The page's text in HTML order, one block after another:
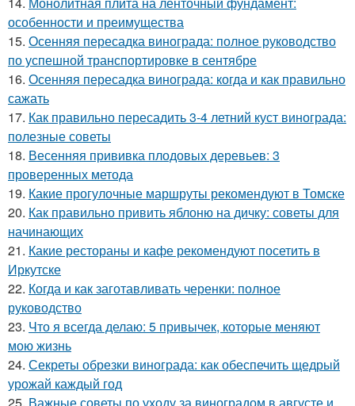
особенности и преимущества
15. Осенняя пересадка винограда: полное руководство
по успешной транспортировке в сентябре
16. Осенняя пересадка винограда: когда и как правильно
сажать
17. Как правильно пересадить 3-4 летний куст винограда:
полезные советы
18. Весенняя прививка плодовых деревьев: 3
проверенных метода
19. Какие прогулочные маршруты рекомендуют в Томске
20. Как правильно привить яблоню на дичку: советы для
начинающих
21. Какие рестораны и кафе рекомендуют посетить в
Иркутске
22. Когда и как заготавливать черенки: полное
руководство
23. Что я всегда делаю: 5 привычек, которые меняют
мою жизнь
24. Секреты обрезки винограда: как обеспечить щедрый
урожай каждый год